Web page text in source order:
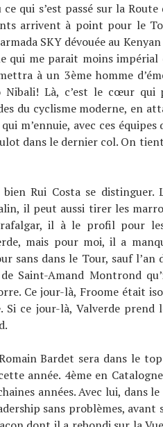
ce qui s’est passé sur la
arrivent à point pour le
SKY dévouée au
qui me parait moins
à un 3ème homme
Nibali! Là, c’est le cœur qui
du cyclisme moderne, en
qui m’ennuie, avec ces
dans le dernier col. On
Rui Costa se
il peut aussi tirer les
il à le profil pour
mais pour moi, il a
sans dans le Tour, sauf
Saint-Amand Montrond
Ce jour-là, Froome était
Si ce jour-là, Valverde
Bardet sera dans le
année. 4ème en
années. Avec lui, dans
sans problèmes,